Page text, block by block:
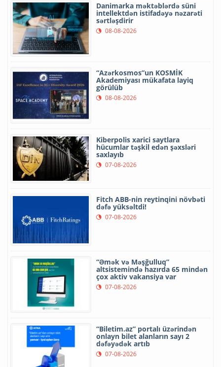
Danimarka məktəblərdə süni
intellektdən istifadəyə nəzarəti
sərtləşdirir
08-08-2026
“Azərkosmos”un KOSMİK
Akademiyası mükafata layiq
görülüb
08-08-2026
Kiberpolis xarici saytlara
hücumlar təşkil edən şəxsləri
saxlayıb
07-08-2026
Fitch ABB-nin reytinqini növbəti
dəfə yüksəltdi!
07-08-2026
“Əmək və Məşğulluq”
altsistemində hazırda 65 mindən
çox aktiv vakansiya var
07-08-2026
“Biletim.az” portalı üzərindən
onlayn bilet alanların sayı 2
dəfəyədək artıb
07-08-2026